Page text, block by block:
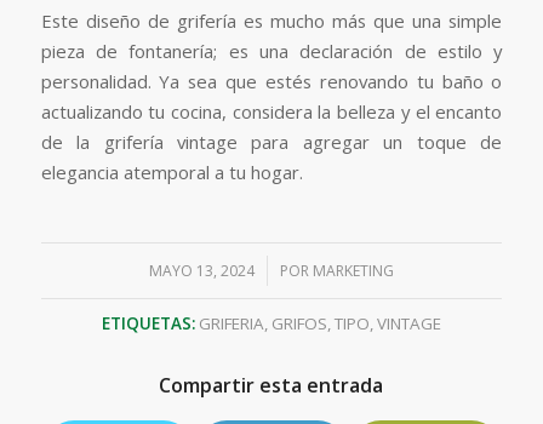
Este diseño de grifería es mucho más que una simple
pieza de fontanería; es una declaración de estilo y
personalidad. Ya sea que estés renovando tu baño o
actualizando tu cocina, considera la belleza y el encanto
de la grifería vintage para agregar un toque de
elegancia atemporal a tu hogar.
MAYO 13, 2024
/ POR MARKETING
ETIQUETAS: GRIFERIA, GRIFOS,TIPO,VINTAGE
Compartir esta entrada